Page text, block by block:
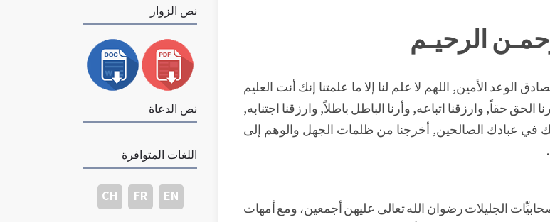
الرحيـم
الوعد الأمين, اللهم لا علم لنا إلا ما علمتنا إنك أنت العليم
الحق حقاً, وارزقنا اتباعه, وأرنا الباطل باطلاً, وارزقنا اجتنابه,
في عبادك الصالحين, أخرجنا من ظلمات الجهل والوهم إلى
الجليلات رضوان الله تعالى عليهن أجمعين، ومع أمهات
نص الزوار
نص الدعاة
اللغات المتوافرة
EN
FR
CH